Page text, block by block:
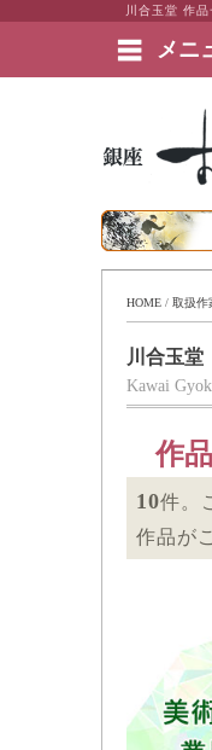
メニ
絵画など美
HOME / 取扱作
川合玉堂
Kawai
作
10件。
作品が